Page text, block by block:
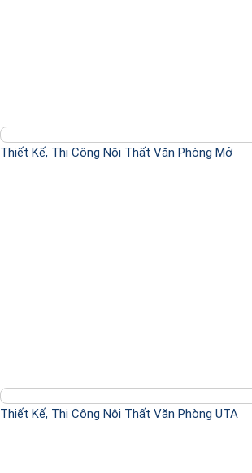
Thiết Kế, Thi Công Nội Thất Văn Phòng Mở
Thiết Kế, Thi Công Nội Thất Văn Phòng UTA